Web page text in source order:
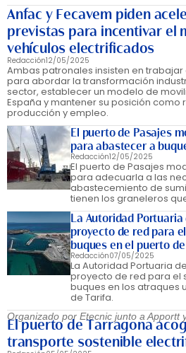
Anfac y Fecavem piden
previstas para incentivar el
vehículos electrificados
Redacción12/05/2025
Ambas patronales insisten en trabajar
para abordar la transformación
sector, establecer un modelo de
España y mantener su posición como
producción y empleo.
El puerto de Pasajes
para abastecer a
Redacción12/05/2025
El puerto de Pasajes
para adecuarla a las
abastecemiento de
tienen los graneleros
La Autoridad
proyecto de red para
buques en el puerto
Redacción07/05/2025
La Autoridad Portuaria
proyecto de red para el
buques en los atraques
de Tarifa.
Organizado por Etecnic junto a Apportt
El puerto de Tarragona
transporte sostenible